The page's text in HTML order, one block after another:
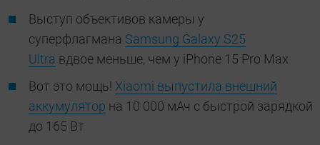
Выступ объективов камеры у
суперфлагмана Samsung Galaxy S25
Ultra вдвое меньше, чем у iPhone 15 Pro Max
Вот это мощь! Xiaomi выпустила внешний
аккумулятор на 10 000 мАч с быстрой зарядкой
до 165 Вт